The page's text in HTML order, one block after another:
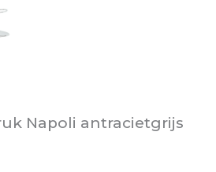
Napoli antracietgrijs